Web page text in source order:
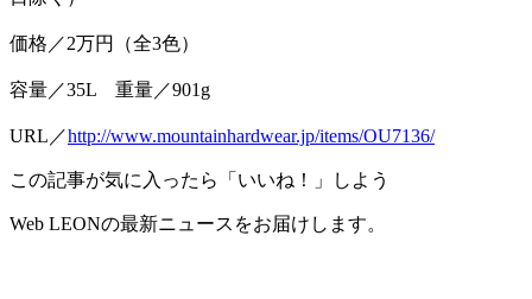
価格／2万円（全3色）
容量／35L 重量／901g
URL／http://www.mountainhardwear.jp/items/OU7136/
この記事が気に入ったら「いいね！」しよう
Web LEONの最新ニュースをお届けします。